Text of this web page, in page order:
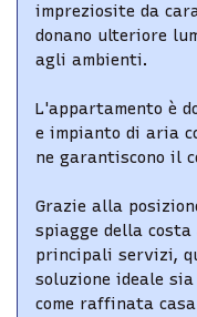
impreziosite da
donano ulteriore
agli ambienti.
L'appartamento è
e impianto di aria
ne garantiscono il
Grazie alla
spiagge della
principali servizi,
soluzione ideale
come raffinata